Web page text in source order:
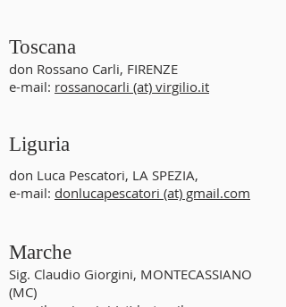
Toscana
don Rossano Carli, FIRENZE
e-mail: rossanocarli (at) virgilio.it
Liguria
don Luca Pescatori, LA SPEZIA,
e-mail: donlucapescatori (at) gmail.com
Marche
Sig. Claudio Giorgini, MONTECASSIANO
(MC)